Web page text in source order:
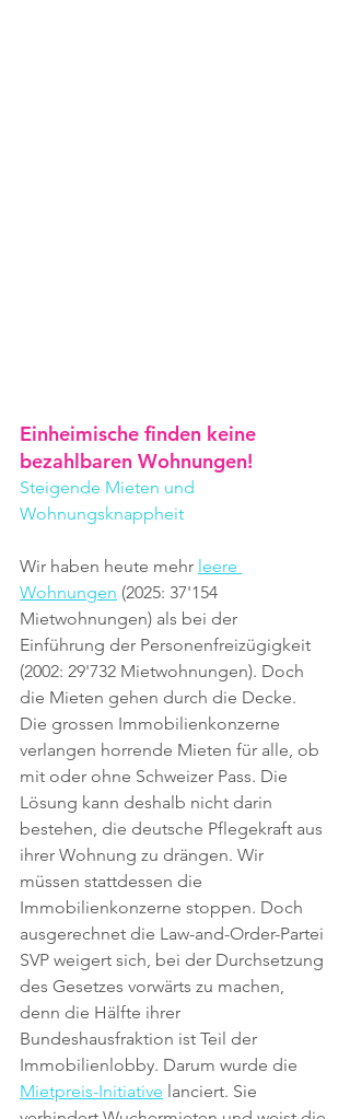
Einheimische finden keine
bezahlbaren Wohnungen!
Steigende Mieten und
Wohnungsknappheit
Wir haben heute mehr leere
Wohnungen (2025: 37'154
Mietwohnungen) als bei der
Einführung der Personenfreizügigkeit
(2002: 29'732 Mietwohnungen). Doch
die Mieten gehen durch die Decke.
Die grossen Immobilienkonzerne
verlangen horrende Mieten für alle, ob
mit oder ohne Schweizer Pass. Die
Lösung kann deshalb nicht darin
bestehen, die deutsche Pflegekraft aus
ihrer Wohnung zu drängen. Wir
müssen stattdessen die
Immobilienkonzerne stoppen. Doch
ausgerechnet die Law-and-Order-Partei
SVP weigert sich, bei der Durchsetzung
des Gesetzes vorwärts zu machen,
denn die Hälfte ihrer
Bundeshausfraktion ist Teil der
Immobilienlobby. Darum wurde die
Mietpreis-Initiative lanciert. Sie